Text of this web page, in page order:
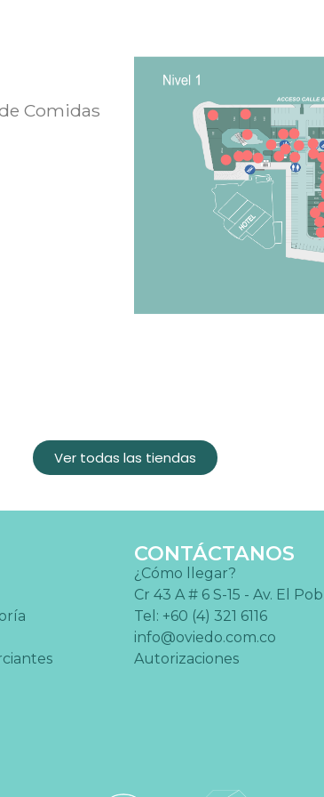
Comidas
Ver todas las tiendas
CONTÁCTANOS
¿Cómo llegar?
Cr 43 A # 6 S-15 - Av. El
Tel: +60 (4) 321 6116
info@oviedo.com.co
Autorizaciones